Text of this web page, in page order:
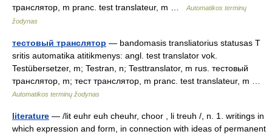
транслятор, m pranc. test translateur, m …
Automatikos terminų
žodynas
тестовый транслятор — bandomasis transliatorius statusas T
sritis automatika atitikmenys: angl. test translator vok.
Testübersetzer, m; Testran, n; Testtranslator, m rus. тестовый
транслятор, m; тест транслятор, m pranc. test translateur, m …
Automatikos terminų žodynas
literature — /lit euhr euh cheuhr, choor , li treuh /, n. 1. writings in
which expression and form, in connection with ideas of permanent